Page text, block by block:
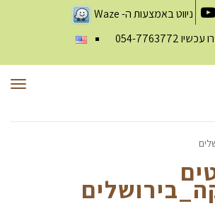
YouTube
ניווט באמצעות ה-Waze
עכשיו054-7763772